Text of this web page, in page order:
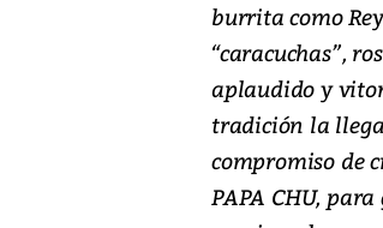
burrita como
“caracuchas”,
aplaudido y
tradición la
compromiso de
PAPA CHU,